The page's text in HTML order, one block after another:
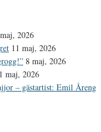
2026
11 maj, 2026
8 maj, 2026
1 maj, 2026
– gästartist: Emil Åreng